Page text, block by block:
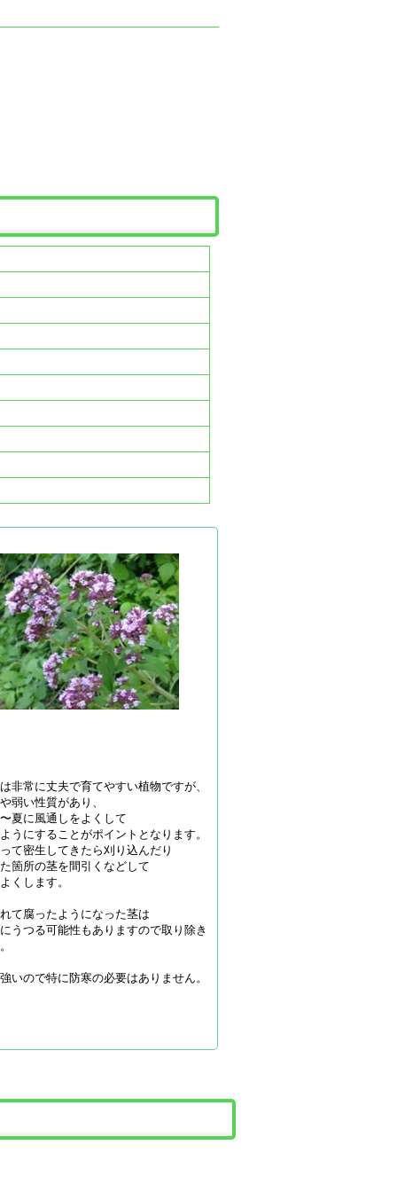
非常に丈夫で育てやすい植物ですが、
弱い性質があり、
夏に風通しをよくして
うにすることがポイントとなります。
て密生してきたら刈り込んだり
箇所の茎を間引くなどして
くします。
て腐ったようになった茎は
うつる可能性もありますので取り除き
いので特に防寒の必要はありません。